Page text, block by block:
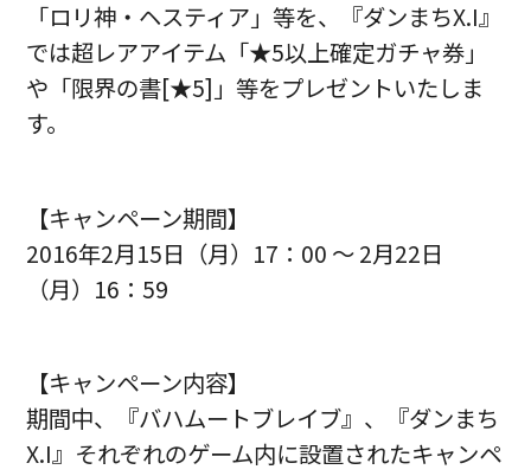
「ロリ神・ヘスティア」等を、『ダンまちX.I』
では超レアアイテム「★5以上確定ガチャ券」
や「限界の書[★5]」等をプレゼントいたしま
す。
【キャンペーン期間】
2016年2月15日（月）17：00 ～ 2月22日
（月）16：59
【キャンペーン内容】
期間中、『バハムートブレイブ』、『ダンまち
X.I』それぞれのゲーム内に設置されたキャンペ